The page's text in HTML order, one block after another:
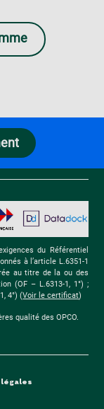
du Référentiel
à l’article L.6351-1
au titre de la ou des
(OF – L.6313-1, 1°) ;
4°) (Voir le certificat)
qualité des OPCO.